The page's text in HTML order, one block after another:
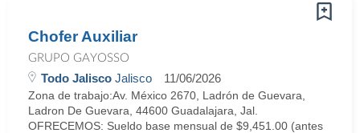
Chofer Auxiliar
GRUPO GAYOSSO
Todo Jalisco Jalisco 11/06/2026
Zona de trabajo:Av. México 2670, Ladrón de Guevara,
Ladron De Guevara, 44600 Guadalajara, Jal.
OFRECEMOS: Sueldo base mensual de $9,451.00 (antes